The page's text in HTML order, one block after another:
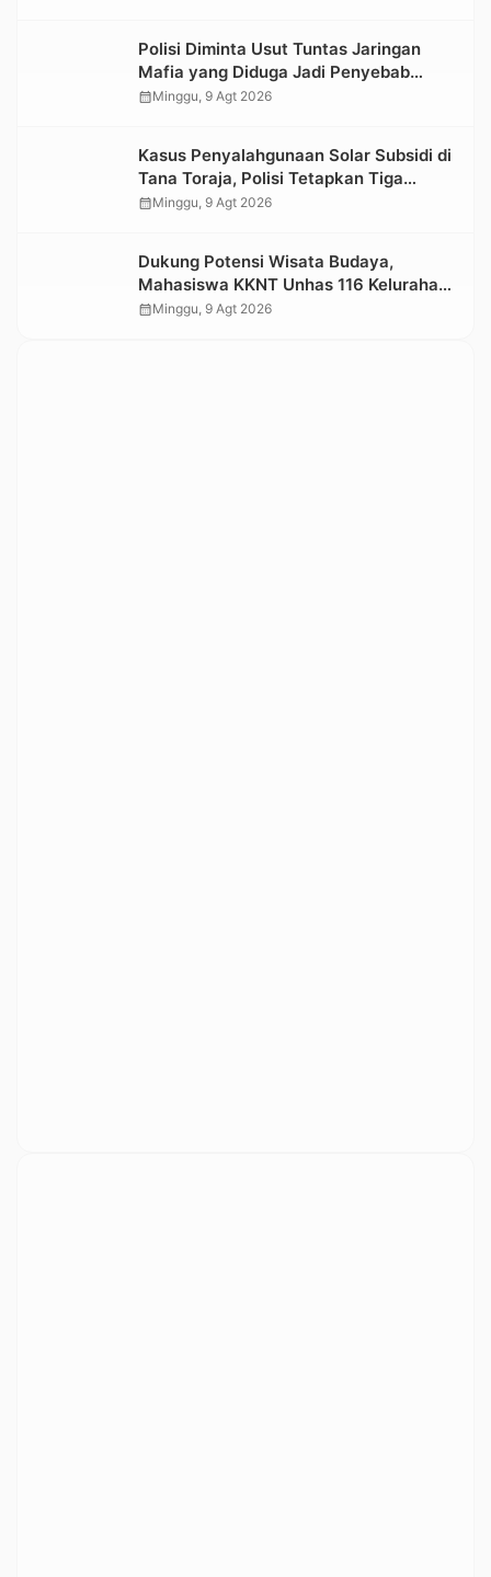
Polisi Diminta Usut Tuntas Jaringan
Mafia yang Diduga Jadi Penyebab
Kelangkaan BBM di Toraja
calendar_monthMinggu, 9 Agt 2026
Kasus Penyalahgunaan Solar Subsidi di
Tana Toraja, Polisi Tetapkan Tiga
Tersangka Baru
calendar_monthMinggu, 9 Agt 2026
Dukung Potensi Wisata Budaya,
Mahasiswa KKNT Unhas 116 Kelurahan
Nonongan Utara Pasang Papan
calendar_monthMinggu, 9 Agt 2026